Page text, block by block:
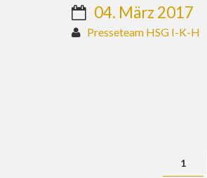
04. März 2017
Presseteam HSG I-K-H
1